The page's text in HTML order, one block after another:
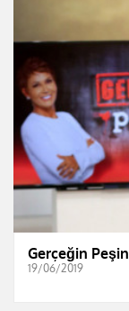
Gerçeğin
19/06/2019